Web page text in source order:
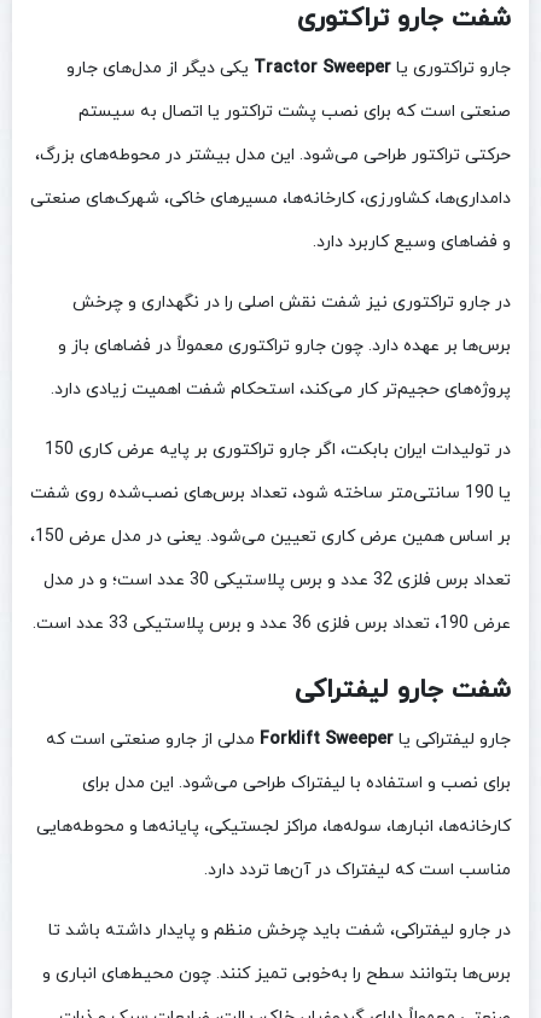
شفت جارو تراکتوری
جارو تراکتوری یا Tractor Sweeper یکی دیگر از مدل‌های جارو
صنعتی است که برای نصب پشت تراکتور یا اتصال به سیستم
حرکتی تراکتور طراحی می‌شود. این مدل بیشتر در محوطه‌های بزرگ،
دامداری‌ها، کشاورزی، کارخانه‌ها، مسیرهای خاکی، شهرک‌های صنعتی
و فضاهای وسیع کاربرد دارد.
در جارو تراکتوری نیز شفت نقش اصلی را در نگهداری و چرخش
برس‌ها بر عهده دارد. چون جارو تراکتوری معمولاً در فضاهای باز و
پروژه‌های حجیم‌تر کار می‌کند، استحکام شفت اهمیت زیادی دارد.
در تولیدات ایران بابکت، اگر جارو تراکتوری بر پایه عرض کاری 150
یا 190 سانتی‌متر ساخته شود، تعداد برس‌های نصب‌شده روی شفت
بر اساس همین عرض کاری تعیین می‌شود. یعنی در مدل عرض 150،
تعداد برس فلزی 32 عدد و برس پلاستیکی 30 عدد است؛ و در مدل
عرض 190، تعداد برس فلزی 36 عدد و برس پلاستیکی 33 عدد است.
شفت جارو لیفتراکی
جارو لیفتراکی یا Forklift Sweeper مدلی از جارو صنعتی است که
برای نصب و استفاده با لیفتراک طراحی می‌شود. این مدل برای
کارخانه‌ها، انبارها، سوله‌ها، مراکز لجستیکی، پایانه‌ها و محوطه‌هایی
مناسب است که لیفتراک در آن‌ها تردد دارد.
در جارو لیفتراکی، شفت باید چرخش منظم و پایدار داشته باشد تا
برس‌ها بتوانند سطح را به‌خوبی تمیز کنند. چون محیط‌های انباری و